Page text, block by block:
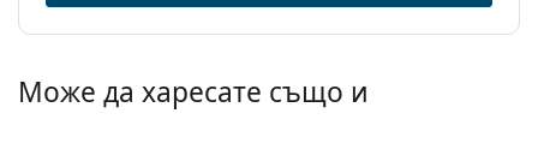
Може да харесате също и